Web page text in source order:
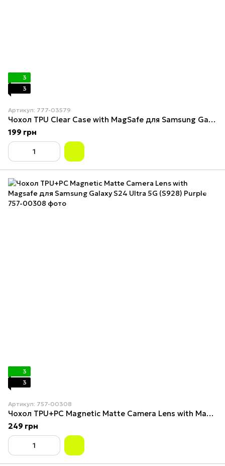
3
3
Артикул: 777-03579
Чохол TPU Clear Case with MagSafe для Samsung Galaxy S24 Ultra 5G (S928) Transparent
199 грн
3
3
Артикул: 757-00308
Чохол TPU+PC Magnetic Matte Camera Lens with Magsafe для Samsung Galaxy S24 Ultra 5G (S928) Purple
249 грн